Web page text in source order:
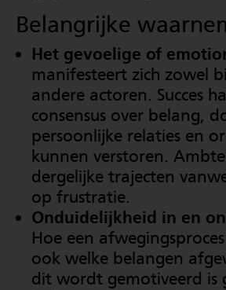
Belangrijke
Het gevoelige of
manifesteert zich zowel
andere actoren. Succes
consensus over belang,
persoonlijke relaties en
kunnen verstoren.
dergelijke trajecten
op frustratie.
Onduidelijkheid in en
Hoe een
ook welke belangen
dit wordt gemotiveerd is